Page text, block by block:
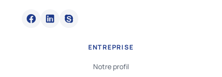
ENTREPRISE
Notre profil